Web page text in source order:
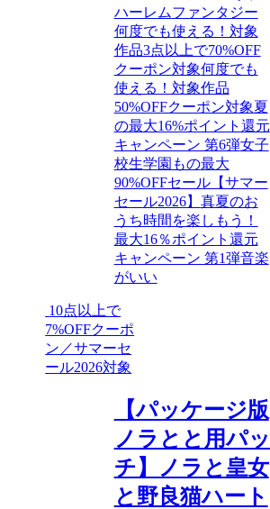
ハーレムファンタジー
何度でも使える！対象
作品3点以上で70%OFF
クーポン対象何度でも
使える！対象作品
50%OFFクーポン対象夏
の最大16%ポイント還元
キャンペーン 第6弾女子
校生学園もの最大
90%OFFセール【サマー
セール2026】 真夏のお
うち時間を楽しもう！
最大16％ポイント還元
キャンペーン 第1弾音楽
がいい
10点以上で
7%OFFクーポ
ン／サマーセ
ール2026対象
【パッケージ版
ノラとと用パッ
チ】ノラと皇女
と野良猫ハート